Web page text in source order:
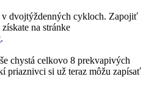
dvojtýždenných cykloch. Zapojiť
na stránke
.
chystá celkovo 8 prekvapivých
priaznivci si už teraz môžu zapísať